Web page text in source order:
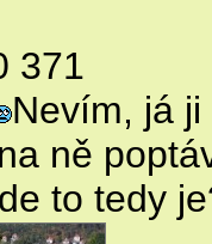
371
Nevím, já
ně
to tedy